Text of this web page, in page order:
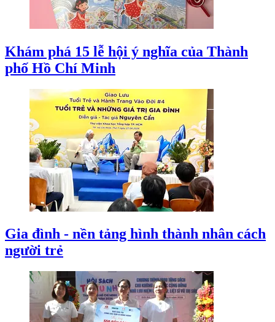
Khám phá 15 lễ hội ý nghĩa của Thành
phố Hồ Chí Minh
Gia đình - nền tảng hình thành nhân cách
người trẻ